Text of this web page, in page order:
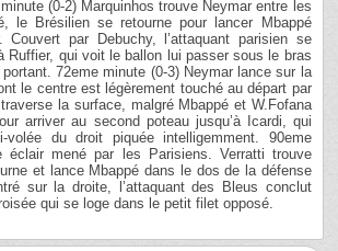
(0-2) Marquinhos trouve Neymar entre les
le Brésilien se retourne pour lancer Mbappé
Couvert par Debuchy, l’attaquant parisien se
Ruffier, qui voit le ballon lui passer sous le bras
72eme minute (0-3) Neymar lance sur la
le centre est légèrement touché au départ par
la surface, malgré Mbappé et W.Fofana
arriver au second poteau jusqu’à Icardi, qui
volée du droit piquée intelligemment. 90eme
éclair mené par les Parisiens. Verratti trouve
et lance Mbappé dans le dos de la défense
sur la droite, l’attaquant des Bleus conclut
qui se loge dans le petit filet opposé.